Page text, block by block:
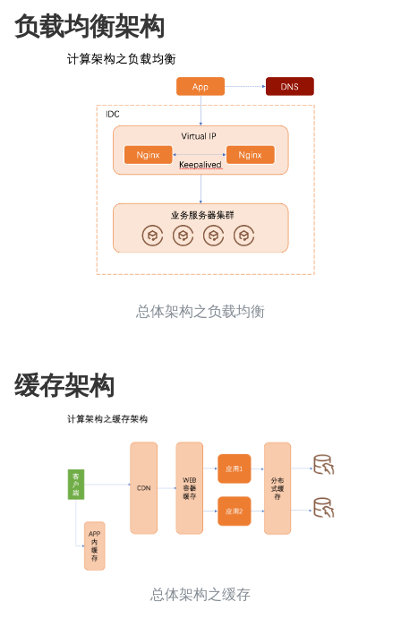
负载均衡架构
总体架构之负载均衡
缓存架构
总体架构之缓存